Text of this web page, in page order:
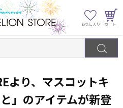
より、マスコットキ
」のアイテムが新登